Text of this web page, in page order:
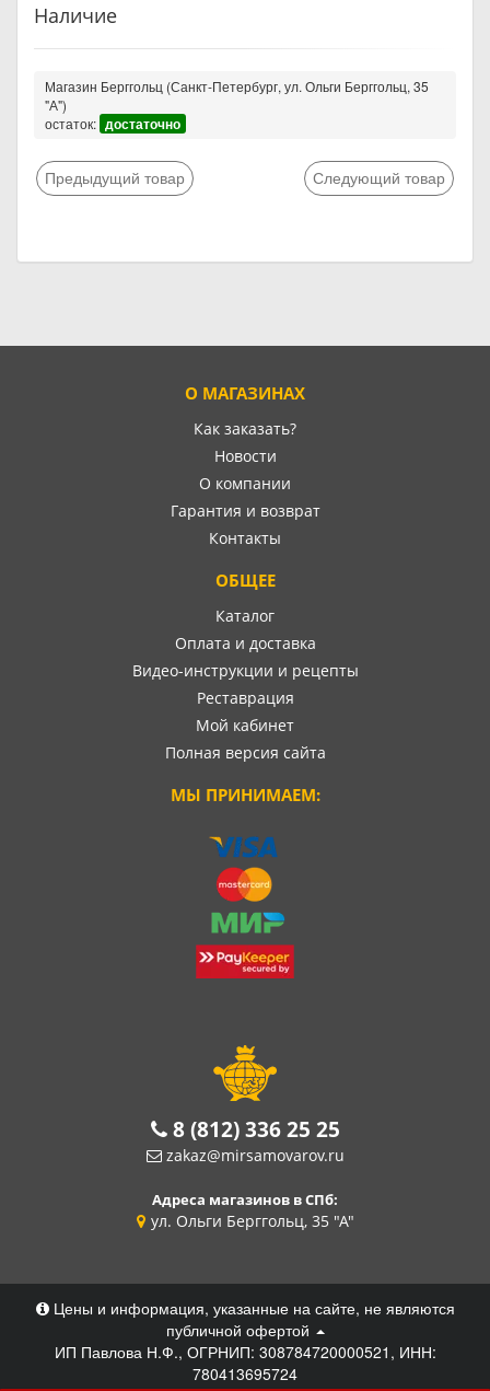
Наличие
Магазин Берггольц (Санкт-Петербург, ул. Ольги Берггольц, 35
"А")
остаток: достаточно
Предыдущий товар Следующий товар
О МАГАЗИНАХ
Как заказать?
Новости
О компании
Гарантия и возврат
Контакты
ОБЩЕЕ
Каталог
Оплата и доставка
Видео-инструкции и рецепты
Реставрация
Мой кабинет
Полная версия сайта
МЫ ПРИНИМАЕМ:
8 (812) 336 25 25
zakaz@mirsamovarov.ru
Адреса магазинов в СПб:
ул. Ольги Берггольц, 35 "А"
Цены и информация, указанные на сайте, не являются
публичной офертой
ИП Павлова Н.Ф., ОГРНИП: 308784720000521, ИНН:
780413695724